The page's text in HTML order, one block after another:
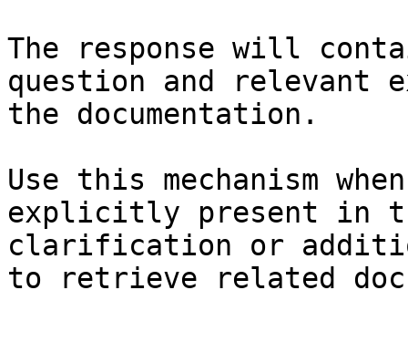
The response will
question and relevant
the documentation.
Use this mechanism
explicitly present in
clarification or